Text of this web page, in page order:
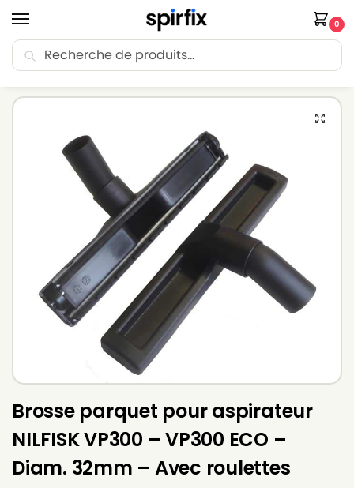
0
🚚 Livraison Point Relais offerte dès 30€ d’achat.
Brosse parquet pour aspirateur
NILFISK VP300 – VP300 ECO –
Diam. 32mm – Avec roulettes